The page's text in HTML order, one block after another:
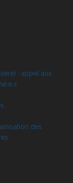
: appel aux
des